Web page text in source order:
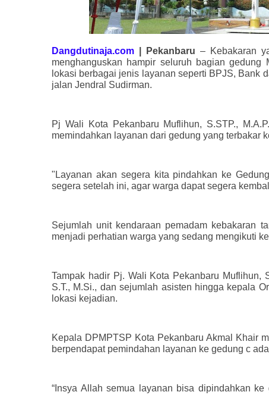
Dangdutinaja.com | Pekanbaru – Kebakaran
menghanguskan hampir seluruh bagian
lokasi berbagai jenis layanan seperti BPJS, Bank
jalan Jendral Sudirman.
Pj Wali Kota Pekanbaru Muflihun, S.STP.,
memindahkan layanan dari gedung yang terbakar
"Layanan akan segera kita pindahkan ke
segera setelah ini, agar warga dapat segera
Sejumlah unit kendaraan pemadam kebakaran
menjadi perhatian warga yang sedang mengikuti
Tampak hadir Pj. Wali Kota Pekanbaru Muflihun,
S.T., M.Si., dan sejumlah asisten hingga kepala
lokasi kejadian.
Kepala DPMPTSP Kota Pekanbaru Akmal Khair
berpendapat pemindahan layanan ke gedung c
“Insya Allah semua layanan bisa dipindahkan